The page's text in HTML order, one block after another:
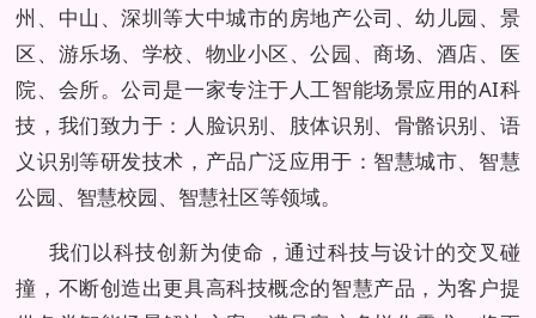
州、中山、深圳等大中城市的房地产公司、幼儿园、景
区、游乐场、学校、物业小区、公园、商场、酒店、医
院、会所。公司是一家专注于人工智能场景应用的AI科
技，我们致力于：人脸识别、肢体识别、骨骼识别、语
义识别等研发技术，产品广泛应用于：智慧城市、智慧
公园、智慧校园、智慧社区等领域。
我们以科技创新为使命，通过科技与设计的交叉碰
撞，不断创造出更具高科技概念的智慧产品，为客户提